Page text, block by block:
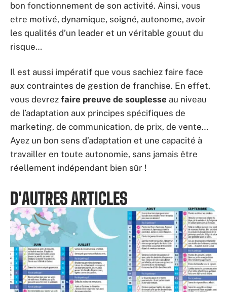
bon fonctionnement de son activité. Ainsi, vous
etre motivé, dynamique, soigné, autonome, avoir
les qualités d’un leader et un véritable gouut du
risque…
Il est aussi impératif que vous sachiez faire face
aux contraintes de gestion de franchise. En effet,
vous devrez faire preuve de souplesse au niveau
de l’adaptation aux principes spécifiques de
marketing, de communication, de prix, de vente…
Ayez un bon sens d’adaptation et une capacité à
travailler en toute autonomie, sans jamais être
réellement indépendant bien sûr !
D'AUTRES ARTICLES